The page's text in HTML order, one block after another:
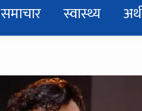
समाचार स्वास्थ्य अर्थ